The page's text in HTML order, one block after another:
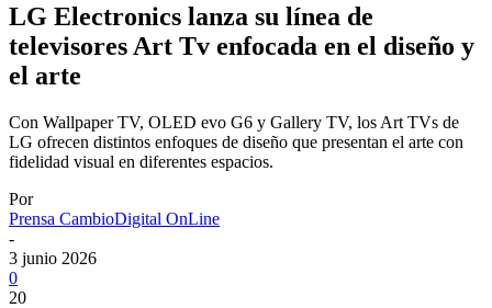
LG Electronics lanza su línea de
televisores Art Tv enfocada en el diseño y
el arte
Con Wallpaper TV, OLED evo G6 y Gallery TV, los Art TVs de
LG ofrecen distintos enfoques de diseño que presentan el arte con
fidelidad visual en diferentes espacios.
Por
Prensa CambioDigital OnLine
-
3 junio 2026
0
20